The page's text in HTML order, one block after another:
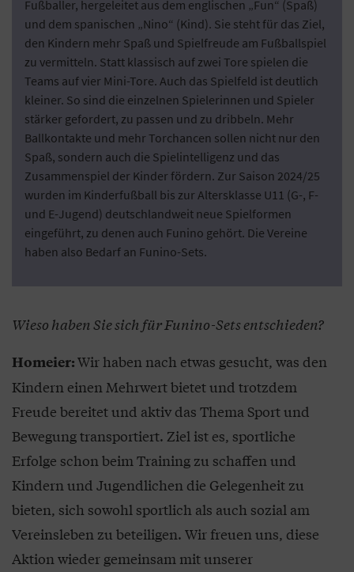
Fußballer, hergeleitet aus dem englischen „Fun“ (Spaß)
und dem spanischen „Nino“ (Kind). Sie steht für das Ziel,
den Kindern mehr Spaß und Spielfreude am Fußballspiel
zu vermitteln. Statt klassisch auf zwei Tore spielen die
Teams auf vier Mini-Tore. Auch das Spielfeld ist deutlich
kleiner. So sind die einzelnen Spielerinnen und Spieler
stärker gefordert, zu passen und zu dribbeln. Mehr
Ballkontakte und mehr Torchancen sollen nicht nur den
Spaß, sondern auch die Spielintelligenz und das
Zusammenspiel der Kinder fördern. Zur Saison 2024/25
wurden im Kinderfußball bis zur Altersklasse U11 (G-, F-
und E-Jugend) deutschlandweit neue Spielformen
eingeführt, zu denen auch Funino gehört. Die Vereine
haben also Bedarf an Funino-Sets.
Wieso haben Sie sich für Funino-Sets entschieden?
Homeier:Wir haben nach etwas gesucht, was den
Kindern einen Mehrwert bietet und trotzdem
Freude bereitet und aktiv das Thema Sport und
Bewegung transportiert. Ziel ist es, sportliche
Erfolge schon beim Training zu schaffen und
Kindern und Jugendlichen die Gelegenheit zu
bieten, sich sowohl sportlich als auch sozial am
Vereinsleben zu beteiligen. Wir freuen uns, diese
Aktion wieder gemeinsam mit unserer